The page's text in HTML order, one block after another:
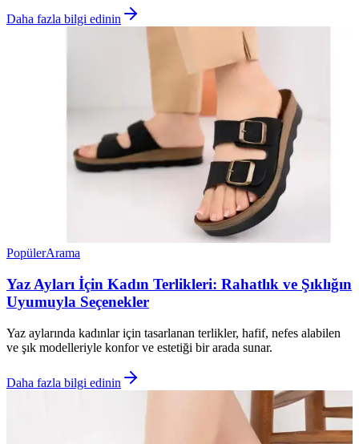
Daha fazla bilgi edinin
PopülerArama
Yaz Ayları İçin Kadın Terlikleri: Rahatlık ve Şıklığın
Uyumuyla Seçenekler
Yaz aylarında kadınlar için tasarlanan terlikler, hafif, nefes alabilen
ve şık modelleriyle konfor ve estetiği bir arada sunar.
Daha fazla bilgi edinin